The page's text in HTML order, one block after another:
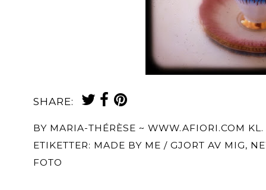
SHARE:
BY MARIA-THÉRÈSE ~ WWW.AFIORI.COM KL.
ETIKETTER: MADE BY ME / GJORT AV MIG,
FOTO